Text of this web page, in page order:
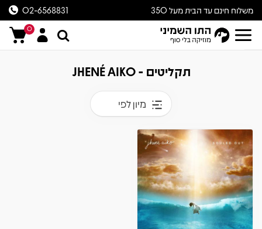
משלוח חינם עד הבית מעל 350
ש״ח
02-6568831
0
תקליטים - JHENÉ AIKO
מיון לפי